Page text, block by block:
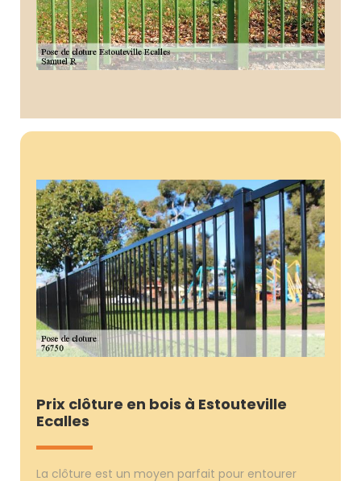
Prix clôture en bois à Estouteville
Ecalles
La clôture est un moyen parfait pour entourer